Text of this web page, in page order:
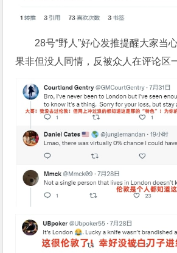
28号“野人”好心发推提醒大家当
果非但没人同情，反被众人在评论区